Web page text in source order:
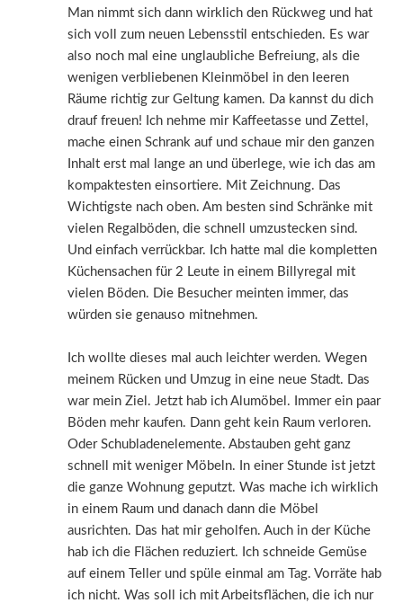
Man nimmt sich dann wirklich den Rückweg und hat
sich voll zum neuen Lebensstil entschieden. Es war
also noch mal eine unglaubliche Befreiung, als die
wenigen verbliebenen Kleinmöbel in den leeren
Räume richtig zur Geltung kamen. Da kannst du dich
drauf freuen! Ich nehme mir Kaffeetasse und Zettel,
mache einen Schrank auf und schaue mir den ganzen
Inhalt erst mal lange an und überlege, wie ich das am
kompaktesten einsortiere. Mit Zeichnung. Das
Wichtigste nach oben. Am besten sind Schränke mit
vielen Regalböden, die schnell umzustecken sind.
Und einfach verrückbar. Ich hatte mal die kompletten
Küchensachen für 2 Leute in einem Billyregal mit
vielen Böden. Die Besucher meinten immer, das
würden sie genauso mitnehmen.
Ich wollte dieses mal auch leichter werden. Wegen
meinem Rücken und Umzug in eine neue Stadt. Das
war mein Ziel. Jetzt hab ich Alumöbel. Immer ein paar
Böden mehr kaufen. Dann geht kein Raum verloren.
Oder Schubladenelemente. Abstauben geht ganz
schnell mit weniger Möbeln. In einer Stunde ist jetzt
die ganze Wohnung geputzt. Was mache ich wirklich
in einem Raum und danach dann die Möbel
ausrichten. Das hat mir geholfen. Auch in der Küche
hab ich die Flächen reduziert. Ich schneide Gemüse
auf einem Teller und spüle einmal am Tag. Vorräte hab
ich nicht. Was soll ich mit Arbeitsflächen, die ich nur